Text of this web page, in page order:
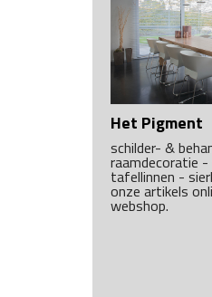
Het Pigment
schilder- &
raamdecoratie
tafellinnen -
onze artikels
webshop.